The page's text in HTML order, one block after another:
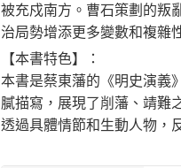
被充戍南方。曹石策劃的叛
治局勢增添更多變數和複雜
【本書特色】：
本書是蔡東藩的《明史演義
膩描寫，展現了削藩、靖難
透過具體情節和生動人物，